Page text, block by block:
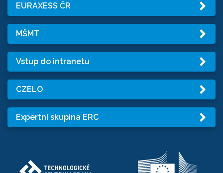
EURAXESS ČR
MŠMT
Vstup do intranetu
CZELO
Expertní skupina ERC